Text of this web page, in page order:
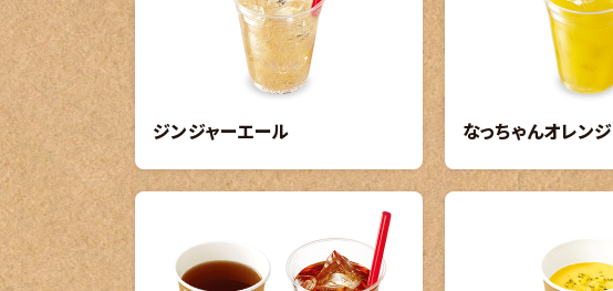
ジンジャーエール なっちゃんオレンジ